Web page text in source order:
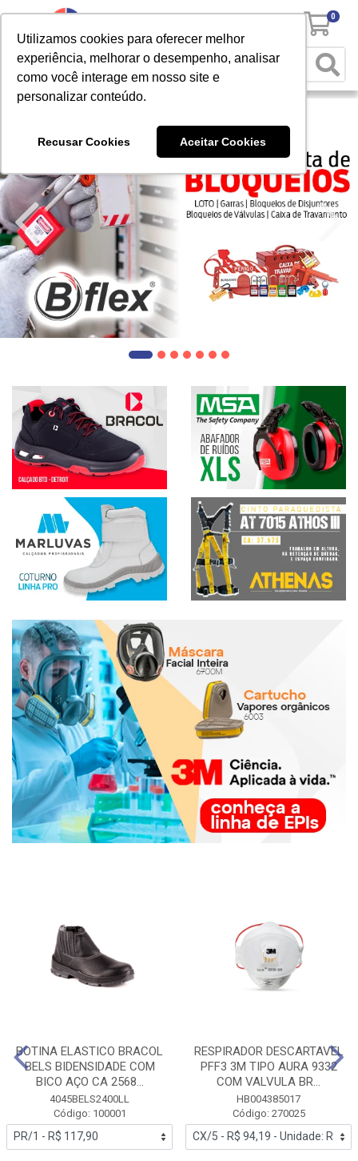
Utilizamos cookies para oferecer melhor
experiência, melhorar o desempenho, analisar
como você interage em nosso site e
personalizar conteúdo.
Recusar Cookies Aceitar Cookies
0
BOTINA ELASTICO BRACOL
BELS BIDENSIDADE COM
BICO AÇO CA 2568...
4045BELS2400LL
Código: 100001
RESPIRADOR DESCARTAVEL
PFF3 3M TIPO AURA 9332
COM VALVULA BR...
HB004385017
Código: 270025